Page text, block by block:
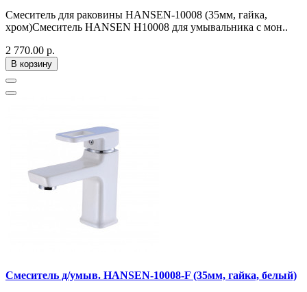
Смеситель для раковины HANSEN-10008 (35мм, гайка,
хром)Смеситель HANSEN H10008 для умывальника с мон..
2 770.00 р.
В корзину
Смеситель д/умыв. HANSEN-10008-F (35мм, гайка, белый)